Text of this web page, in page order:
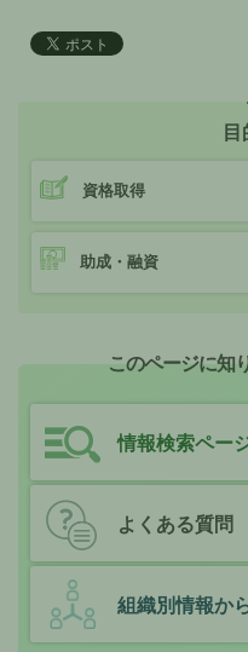
資格取得
助成・融資
このページに知
情報検索ペー
よくある質問
組織別情報か